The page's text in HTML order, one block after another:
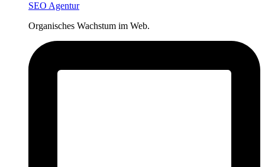
SEO Agentur
Organisches Wachstum im Web.